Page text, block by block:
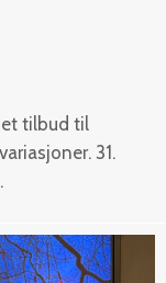
et tilbud til
31.